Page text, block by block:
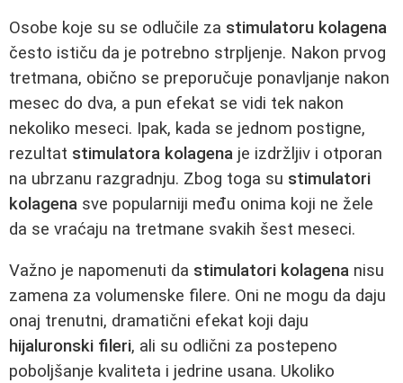
Osobe koje su se odlučile za stimulatoru kolagena
često ističu da je potrebno strpljenje. Nakon prvog
tretmana, obično se preporučuje ponavljanje nakon
mesec do dva, a pun efekat se vidi tek nakon
nekoliko meseci. Ipak, kada se jednom postigne,
rezultat stimulatora kolagena je izdržljiv i otporan
na ubrzanu razgradnju. Zbog toga su stimulatori
kolagena sve popularniji među onima koji ne žele
da se vraćaju na tretmane svakih šest meseci.
Važno je napomenuti da stimulatori kolagena nisu
zamena za volumenske filere. Oni ne mogu da daju
onaj trenutni, dramatični efekat koji daju
hijaluronski fileri, ali su odlični za postepeno
poboljšanje kvaliteta i jedrine usana. Ukoliko